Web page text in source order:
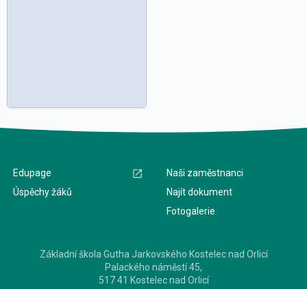
Edupage
Úspěchy žáků
Naši zaměstnanci
Najít dokument
Fotogalerie
Základní škola Gutha Jarkovského Kostelec nad Orlicí
Palackého náměstí 45,
517 41 Kostelec nad Orlicí